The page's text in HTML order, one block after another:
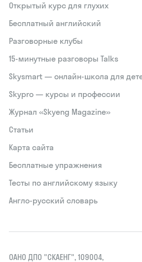
Открытый курс для глухих
Бесплатный английский
Разговорные клубы
15‑минутные разговоры Talks
Skysmart — онлайн-школа для
Skypro — курсы и профессии
Журнал «Skyeng Magazine»
Статьи
Карта сайта
Бесплатные упражнения
Тесты по английскому языку
Англо-русский словарь
ОАНО ДПО "СКАЕНГ", 109004,